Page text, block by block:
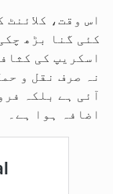
اس وقت،
کئی گنا بڑھ
اسکریپ کی
آئی ہے بلکہ
اضافہ ہوا ہے۔